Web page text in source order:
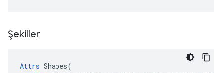
Şekiller
Attrs Shapes(